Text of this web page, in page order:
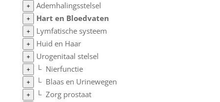
+ Ademhalingsstelsel
+ Hart en Bloedvaten
+ Lymfatische systeem
+ Huid en Haar
+ Urogenitaal stelsel
+ └ Nierfunctie
+ └ Blaas en Urinewegen
+ └ Zorg prostaat